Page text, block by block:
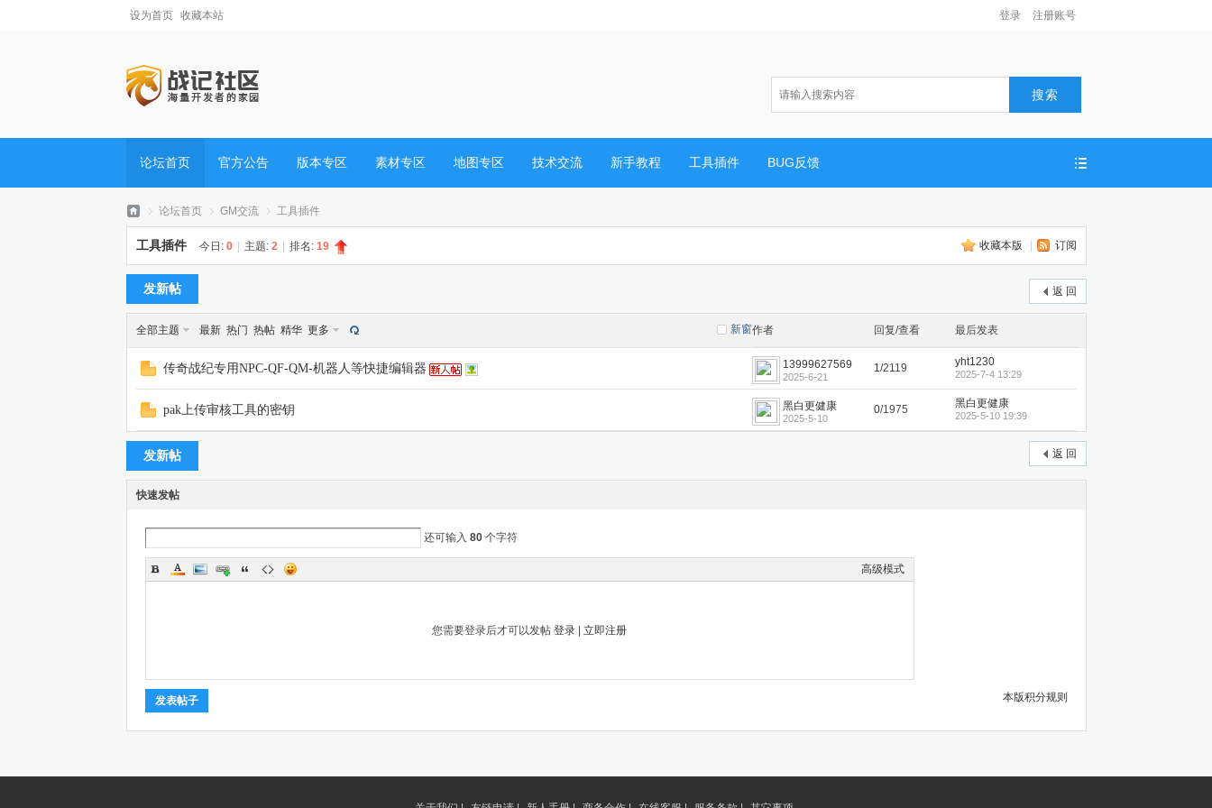
设为首页 收藏本站 注册账号
登录
搜索
论坛首页 官方公告 版本专区 素材专区 地图专区 技术交流 新手教程 工具插件 BUG反馈
记
»
论坛首页 GM交流 工具插件
收藏本版 订阅
工具插件 今日: 0 主题: 2 排名: 19
返 回
发新帖
新窗
全部主题 最新 热门 热帖 精华 更多 作者 回复/查看 最后发表
传奇战纪专用NPC-QF-QM-机器人等快捷编辑器 13999627569
2025-6-21
1/2119 yht1230
2025-7-4 13:29
pak上传审核工具的密钥 黑白更健康
2025-5-10
0/1975 黑白更健康
2025-5-10 19:39
返 回
发新帖
快速发帖
还可输入 80个字符
高级模式
您需要登录后才可以发帖 登录 立即注册
本版积分规则
发表帖子